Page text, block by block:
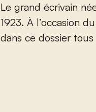
Le grand écrivain
1923. À l’occasion
dans ce dossier